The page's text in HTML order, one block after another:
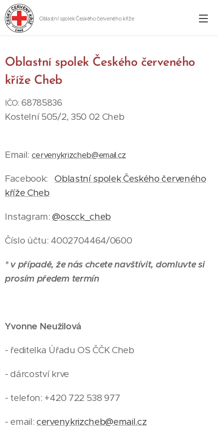
Oblastní spolek Českého červeného kříže
Oblastní spolek Českého červeného
kříže Cheb
IČO:68785836
Kostelní 505/2, 350 02 Cheb
Email: cervenykrizcheb@email.cz
Facebook:Oblastní spolek Českého červeného
kříže Cheb
Instagram:@oscck_cheb
Číslo účtu: 4002704464/0600
* v případě, že nás chcete navštívit, domluvte si
prosím předem termín
Yvonne Neužilová
- ředitelka Úřadu OS ČČK Cheb
- dárcoství krve
- telefon: +420 722 538 977
- email:cervenykrizcheb@email.cz